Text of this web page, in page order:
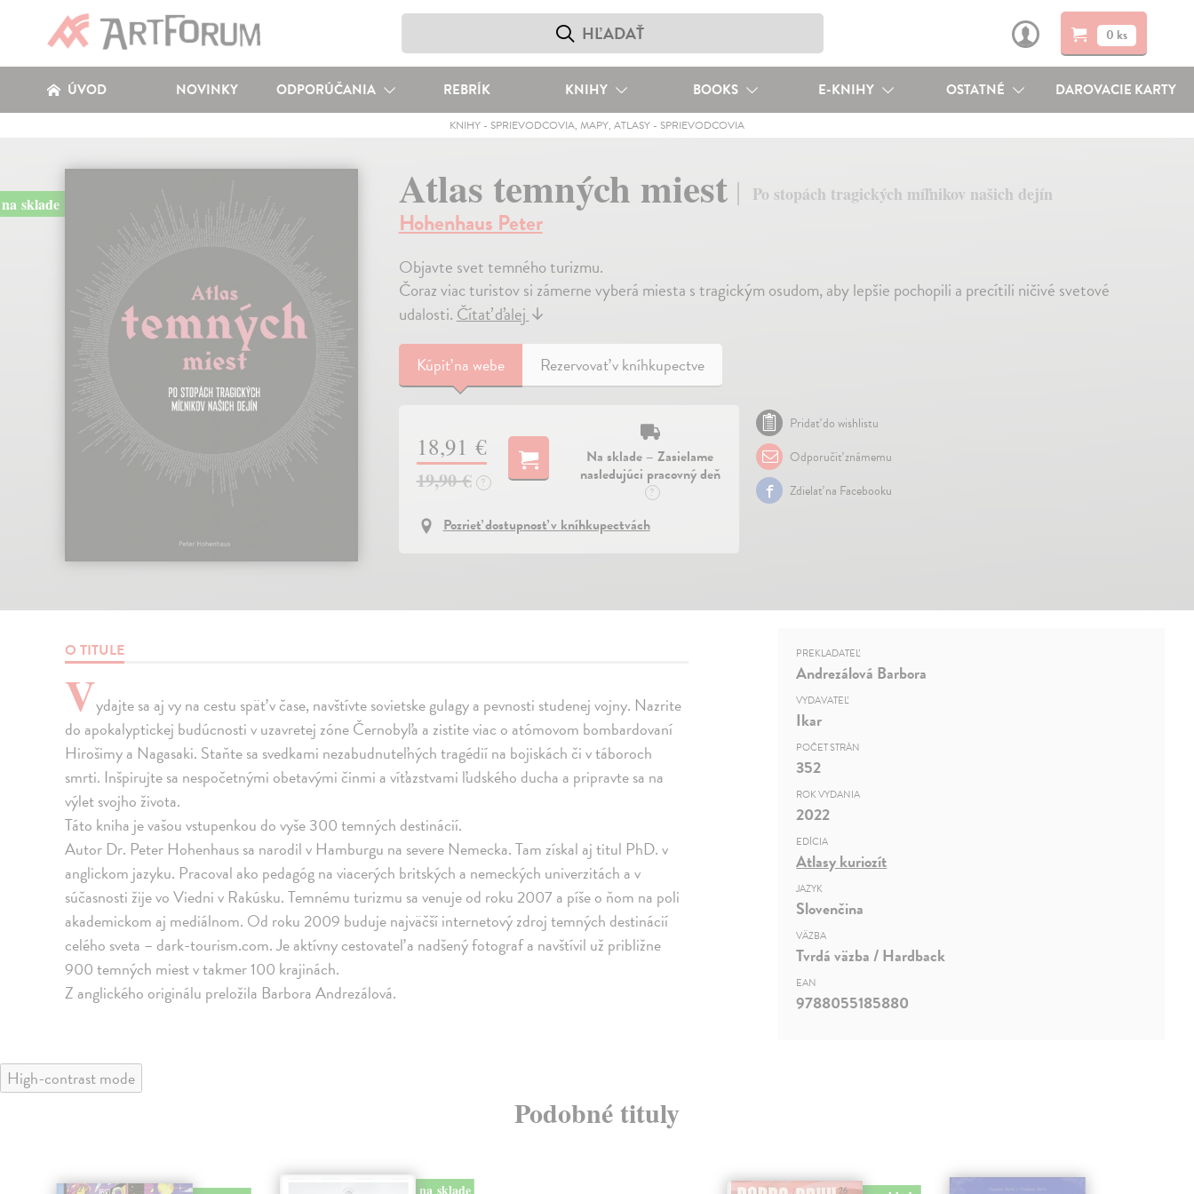
0 ks
ÚVOD NOVINKY ODPORÚČANIA REBRÍK KNIHY BOOKS E-KNIHY OSTATNÉ DAROVACIE KARTY
KNIHY- SPRIEVODCOVIA, MAPY, ATLASY- SPRIEVODCOVIA
na sklade Atlas temných miest Po stopách tragických míľnikov našich dejín
Hohenhaus Peter
Objavte svet temného turizmu.
Čoraz viac turistov si zámerne vyberá miesta s tragickým osudom, aby lepšie pochopili a precítili ničivé svetové
udalosti.Čítať ďalej↓
Kúpiťna webe Rezervovať v kníhkupectve
18,91 €
19,90 € ?
Na sklade – Zasielame
nasledujúci pracovný deň
?
Pozrieť dostupnosť v kníhkupectvách
Pridať do wishlistu
Odporučiť známemu
Zdielať na Facebooku
O TITULE
Vydajte sa aj vy na cestu späť v čase, navštívte sovietske gulagy a pevnosti studenej vojny. Nazrite
do apokalyptickej budúcnosti v uzavretej zóne Černobyľa a zistite viac o atómovom bombardovaní
Hirošimy a Nagasaki. Staňte sa svedkami nezabudnuteľných tragédií na bojiskách či v táboroch
smrti. Inšpirujte sa nespočetnými obetavými činmi a víťazstvami ľudského ducha a pripravte sa na
výlet svojho života.
Táto kniha je vašou vstupenkou do vyše 300 temných destinácií.
Autor Dr. Peter Hohenhaus sa narodil v Hamburgu na severe Nemecka. Tam získal aj titul PhD. v
anglickom jazyku. Pracoval ako pedagóg na viacerých britských a nemeckých univerzitách a v
súčasnosti žije vo Viedni v Rakúsku. Temnému turizmu sa venuje od roku 2007 a píše o ňom na poli
akademickom aj mediálnom. Od roku 2009 buduje najväčší internetový zdroj temných destinácií
celého sveta – dark-tourism.com. Je aktívny cestovateľ a nadšený fotograf a navštívil už približne
900 temných miest v takmer 100 krajinách.
Z anglického originálu preložila Barbora Andrezálová.
PREKLADATEĽ
Andrezálová Barbora
VYDAVATEĽ
Ikar
POČET STRÁN
352
ROK VYDANIA
2022
EDÍCIA
Atlasy kuriozít
JAZYK
Slovenčina
VÄZBA
Tvrdá väzba / Hardback
EAN
9788055185880
High-contrast mode
Podobné tituly
na sklade